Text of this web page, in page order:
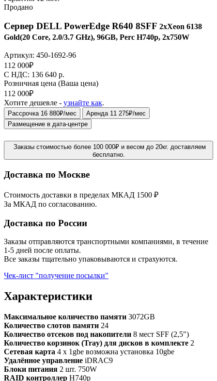
Продано
Сервер DELL PowerEdge R640 8SFF 2xXeon 6138
Gold(20 Core, 2.0/3.7 GHz), 96GB, Perc H740p, 2x750W
Артикул: 450-1692-96
112 000₽
C НДС: 136 640 р.
Розничная цена (Ваша цена)
112 000₽
Хотите дешевле - узнайте как.
Рассрочка 16 880₽/мес
Аренда 11 275₽/мес
Размещение в дата-центре
Заказы стоимостью более 100 000₽ и весом до 20кг. доставляем
бесплатно.
Доставка по Москве
Стоимость доставки в пределах МКАД 1500 ₽
За МКАД по согласованию.
Доставка по России
Заказы отправляются транспортными компаниями, в течение
1-5 дней после оплаты.
Все заказы тщательно упаковываются и страхуются.
Чек-лист "получение посылки"
Характеристики
Максимальное количество памяти 3072GB
Количество слотов памяти 24
Количество отсеков под накопители 8 мест SFF (2,5")
Количество корзинок (Tray) для дисков в комплекте 2
Сетевая карта 4 x 1gbe возможна установка 10gbe
Удалённое управление iDRAC9
Блоки питания 2 шт. 750W
RAID контроллер H740p